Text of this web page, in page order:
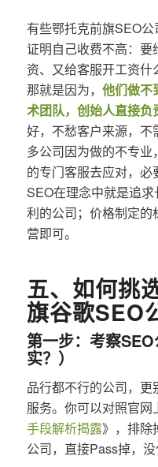
有些鄂托克前旗SEO公
证明自己收费不高：
资、又给客服开工资什
那就是因为， 他们做不
术团队，创始人直接负
好，不愁客户来源，
多公司因为做的不专
的专门客服去应对，
SEO在理念中就是追
利的公司；价格制定
营即可。
五、如何挑
旗谷歌SEO
第一步：考察
实？）
品行都不行的公司，
服务。你可以对照官网
手段解析揭露》，排除
公司，直接Pass掉，没